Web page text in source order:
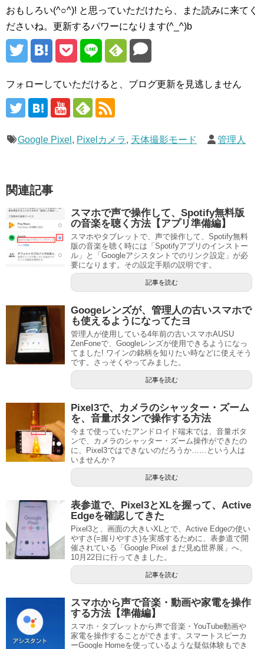
おもしろい(^○^)! と思っていただけたら、また読みに来てく
ださいね。更新するパワーになります(^_^)b
フォローしていただけると、ブログ更新を見逃しません
Google Pixel , Pixelカメラ, 天体撮影モード 管理人
関連記事
スマホで声で操作して、Spotify無料版
の音楽を聴く方法【アプリ準備編】
スマホやタブレットで、声で操作して、Spotify無料
版の音楽を聴く時には「Spotifyアプリのインストー
ル」と「Googleアシスタントでのリンク設定」が必
要になります。その設定手順の説明です。
記事を読む
Googeレンズが、管理人の古いスマホで
も使えるようになってたヨ
管理人が使用している4年前の古いスマホAUSU
ZenFoneで、Googleレンズが使用できるようになっ
てました! ワインの銘柄を知りたい時などに使えそう
です。さっそくやってみました。
記事を読む
Pixel3で、カメラのシャッター・ズーム
を、音量ボタンで操作する方法
今まで使っていたアンドロイド端末では、音量ボタ
ンで、カメラのシャッター・ズーム操作ができたの
に、Pixel3ではできないのだろうか……という人は
いませんか？
記事を読む
表参道で、Pixel3とXLを握って、Active
Edgeを確認してきた
Pixel3と、画面の大きいXLとで、Active Edgeの使い
やすさ(=握りやすさ)を実感するために、表参道で開
催されている「Google Pixel まだ見ぬ世界展」へ、
10月22日に行ってきました。
記事を読む
スマホから声で音楽・動画や家電を操作
する方法【準備編】
スマホ・タブレットから声で音楽・YouTube動画や
家電を操作することができます。スマートスピーカ
ーGoogle Homeを使っているような疑似体験もでき